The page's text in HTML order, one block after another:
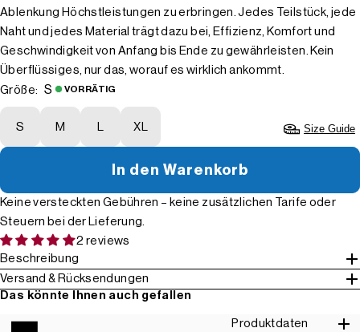
Ablenkung Höchstleistungen zu erbringen. Jedes Teilstück, jede
Naht und jedes Material trägt dazu bei, Effizienz, Komfort und
Geschwindigkeit von Anfang bis Ende zu gewährleisten. Kein
Überflüssiges, nur das, worauf es wirklich ankommt.
Größe:
S VORRÄTIG
S M XL Size Guide
In den Warenkorb
Keine versteckten Gebühren – keine zusätzlichen Tarife oder
Steuern bei der Lieferung.
2 reviews
Beschreibung
Versand & Rücksendungen
Das könnte Ihnen auch gefallen
Produktdaten